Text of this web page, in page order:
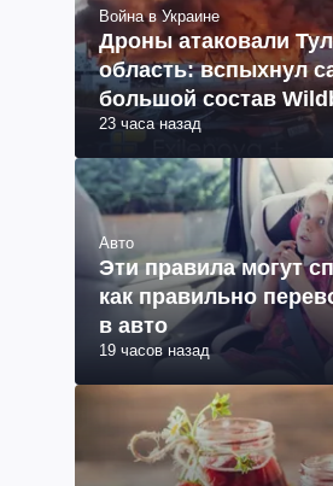
Война в Украине
Дроны атаковали
область: вспыхнул
большой состав
видео)
23 часа назад
Авто
Эти правила могут
как правильно
в авто
19 часов назад